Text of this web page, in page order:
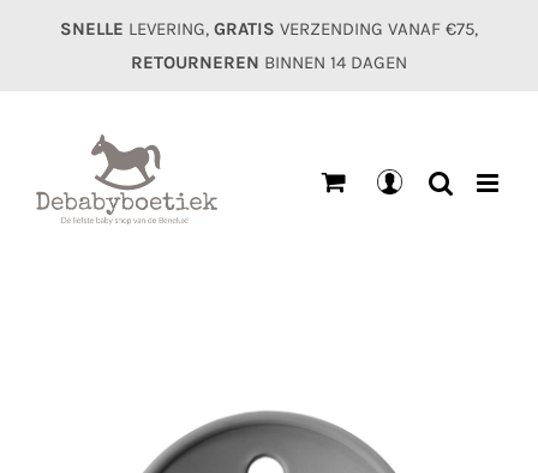
SNELLE LEVERING, GRATIS VERZENDING VANAF €75,
RETOURNEREN BINNEN 14 DAGEN